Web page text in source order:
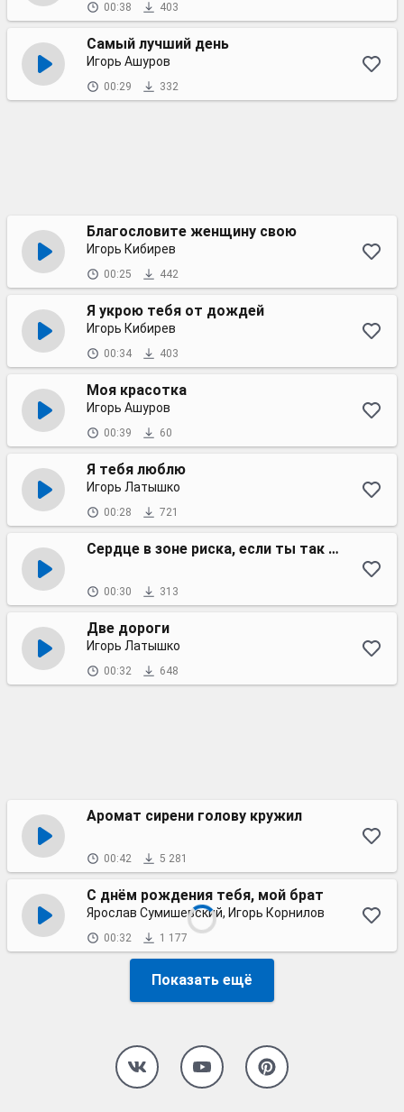
00:38 403
Самый лучший день
Игорь Ашуров
00:29 332
Благословите женщину свою
Игорь Кибирев
00:25 442
Я укрою тебя от дождей
Игорь Кибирев
00:34 403
Моя красотка
Игорь Ашуров
00:39 60
Я тебя люблю
Игорь Латышко
00:28 721
Сердце в зоне риска, если ты так близко
00:30 313
Две дороги
Игорь Латышко
00:32 648
Аромат сирени голову кружил
00:42 5 281
С днём рождения тебя, мой брат
Ярослав Сумишевский, Игорь Корнилов
00:32 1 177
Показать ещё